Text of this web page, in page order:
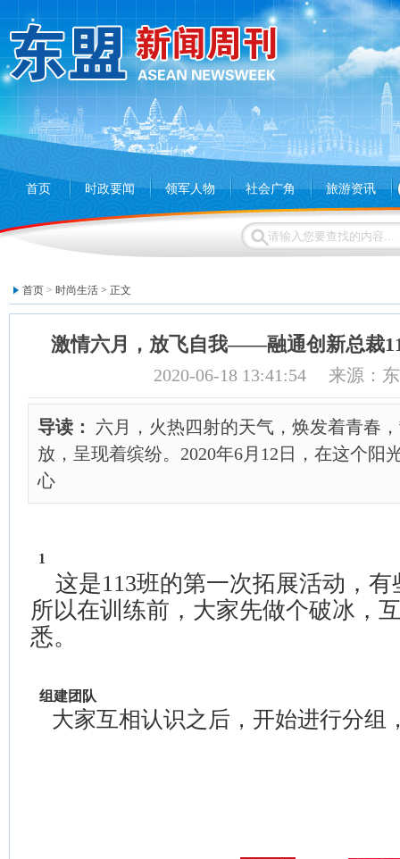
首页 时政要闻 领军人物 社会广角 旅游资讯
首页 > 时尚生活 > 正文
激情六月，放飞自我——融通创新总裁
2020-06-18 13:41:54 来源：
导读：
六月，火热四射的天气，焕发着青春
放，呈现着缤纷。2020年6月12日，在这个阳
心
1
这是113班的第一次拓展活动，有
所以在训练前，大家先做个破冰，
悉。
组建团队
大家互相认识之后，开始进行分组